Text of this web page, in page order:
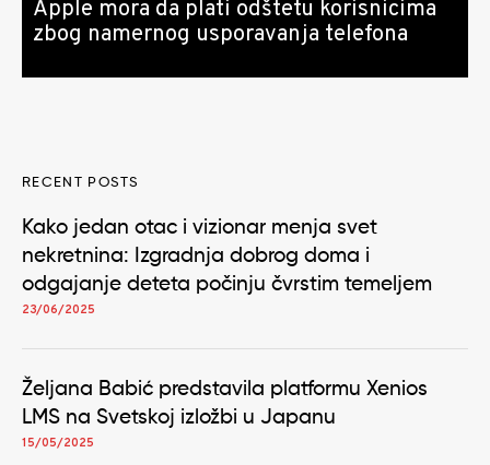
Apple mora da plati odštetu korisnicima
zbog namernog usporavanja telefona
RECENT POSTS
Kako jedan otac i vizionar menja svet
nekretnina: Izgradnja dobrog doma i
odgajanje deteta počinju čvrstim temeljem
23/06/2025
Željana Babić predstavila platformu Xenios
LMS na Svetskoj izložbi u Japanu
15/05/2025